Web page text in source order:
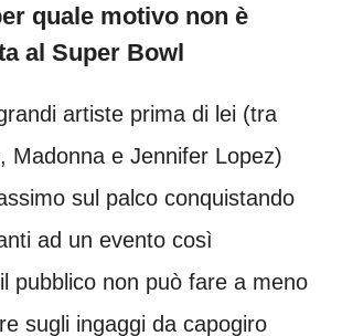
quale motivo non è
al Super Bowl
artiste prima di lei (tra
Madonna e Jennifer Lopez)
sul palco conquistando
ad un evento così
pubblico non può fare a meno
sugli ingaggi da capogiro